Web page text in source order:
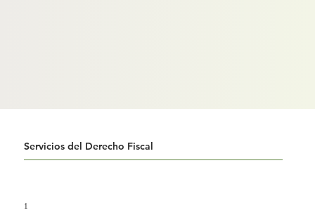
Servicios del Derecho Fiscal
1